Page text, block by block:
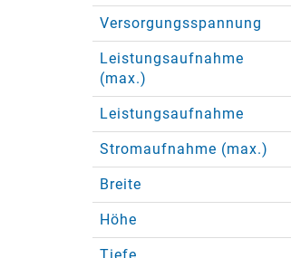
Versorgungsspannung
Leistungsaufnahme
(max.)
Leistungsaufnahme
Stromaufnahme (max.)
Breite
Höhe